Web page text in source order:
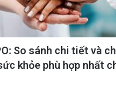
So sánh chi tiết và
khỏe phù hợp nhất